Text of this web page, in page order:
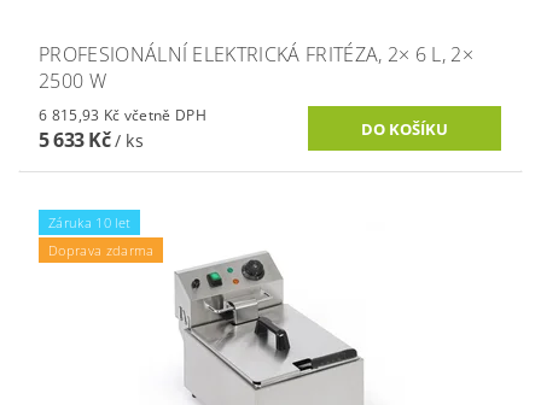
PROFESIONÁLNÍ ELEKTRICKÁ FRITÉZA, 2× 6 L, 2×
2500 W
6 815,93 Kč včetně DPH
5 633 Kč/ ks
Záruka 10 let
Doprava zdarma